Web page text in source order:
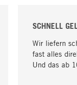
SCHNELL
Wir liefern
fast alles
Und das ab